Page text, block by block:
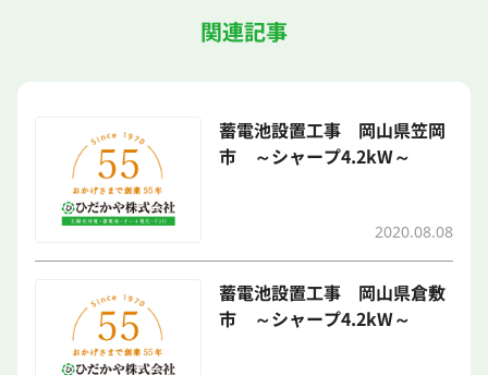
関連記事
蓄電池設置工事 岡山県笠岡
市 ～シャープ4.2kW～
2020.08.08
蓄電池設置工事 岡山県倉敷
市 ～シャープ4.2kW～